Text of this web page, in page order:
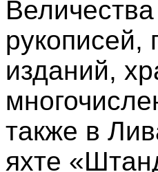
изданий,
также в
яхте